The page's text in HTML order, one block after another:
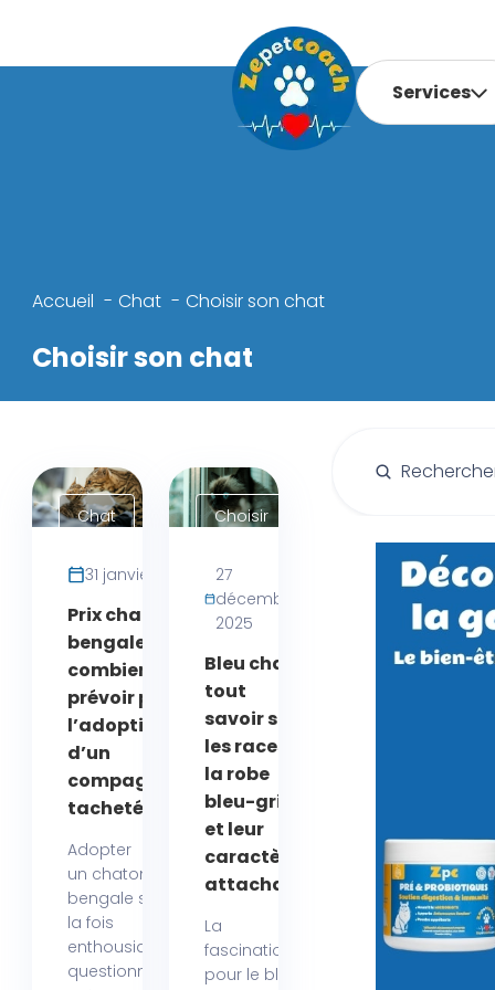
Services
Accueil Chat Choisir son chat
Choisir son chat
Chat
31 janvier 2026
Prix chaton
bengale :
combien
prévoir pour
l’adoption
d’un
compagnon
tacheté ?
Adopter
un chaton
bengale suscite à
la fois
enthousiasme et
questionnements,
Choisir
chat
27
décembre
2025
Bleu chat :
tout
savoir sur
les races à
la robe
bleu-gris
et leur
caractère
attachant
La
fascination
pour le bleu